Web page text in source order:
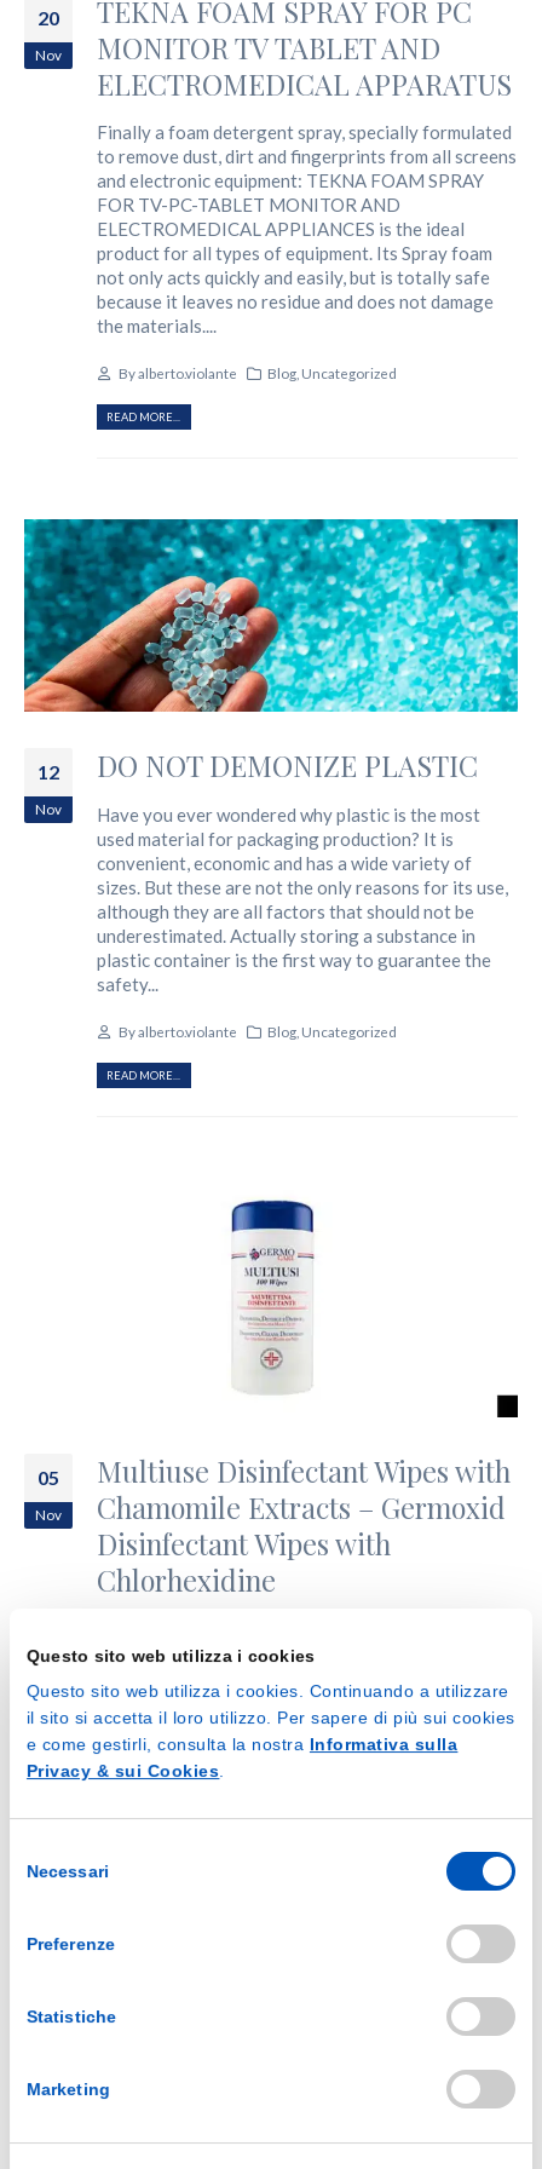
Questo sito web utilizza i cookies
Questo sito web utilizza i cookies. Continuando a utilizzare
il sito si accetta il loro utilizzo. Per sapere di più sui cookies
e come gestirli, consulta la nostra Informativa sulla
Privacy & sui Cookies
delNecessari
Preferenze
Statistiche
Marketing
20
Nov
TEKNA FOAM SPRAY FOR PC
MONITOR TV TABLET AND
ELECTROMEDICAL APPARATUS
Finally a foam detergent spray, specially formulated
to remove dust, dirt and fingerprints from all screens
and electronic equipment: TEKNA FOAM SPRAY
FOR TV-PC-TABLET MONITOR AND
ELECTROMEDICAL APPLIANCES is the ideal
product for all types of equipment. Its Spray foam
not only acts quickly and easily, but is totally safe
because it leaves no residue and does not damage
the materials....
Byalberto.violante Blog Uncategorized
READ MORE...
12
Nov
DO NOT DEMONIZE PLASTIC
Have you ever wondered why plastic is the most
used material for packaging production? It is
convenient, economic and has a wide variety of
sizes. But these are not the only reasons for its use,
although they are all factors that should not be
underestimated. Actually storing a substance in
plastic container is the first way to guarantee the
safety...
Byalberto.violante Blog Uncategorized
READ MORE...
05
Nov
Multiuse Disinfectant Wipes with
Chamomile Extracts – Germoxid
Disinfectant Wipes with
Chlorhexidine
they are used every day, but to what extent are we
vehicle for transmitting germs? We believe that in
all of us there is more and more awareness, in fact,
as soon as possible, we wash our hands to be...